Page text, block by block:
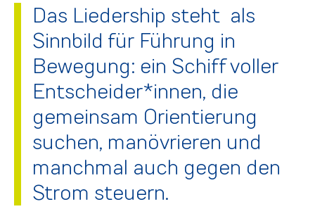
Das Liedership steht als
Sinnbild für Führung in
Bewegung: ein Schiff voller
Entscheider*innen, die
gemeinsam Orientierung
suchen, manövrieren und
manchmal auch gegen den
Strom steuern.